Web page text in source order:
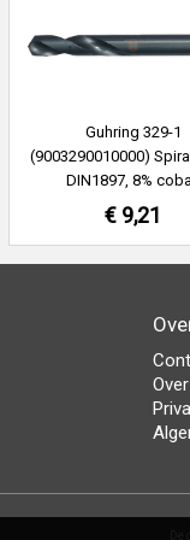
Guhring 329-1
(9003290010000)
DIN1897, 8%
€ 9,21